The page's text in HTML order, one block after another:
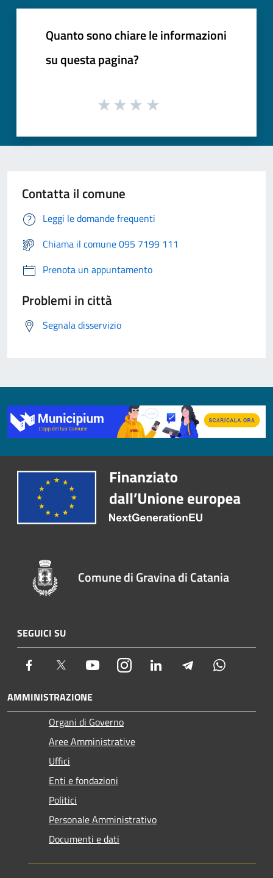
Quanto sono chiare le informazioni
su questa pagina?
Contatta il comune
Leggi le domande frequenti
Chiama il comune 095 7199 111
Prenota un appuntamento
Problemi in città
Segnala disservizio
Comune di Gravina di Catania
SEGUICI SU
Facebook Twitter YoutubeInstagram LinkedIn Telegram
AMMINISTRAZIONE
Organi di Governo
Aree Amministrative
Uffici
Enti e fondazioni
Politici
Personale Amministrativo
Documenti e dati